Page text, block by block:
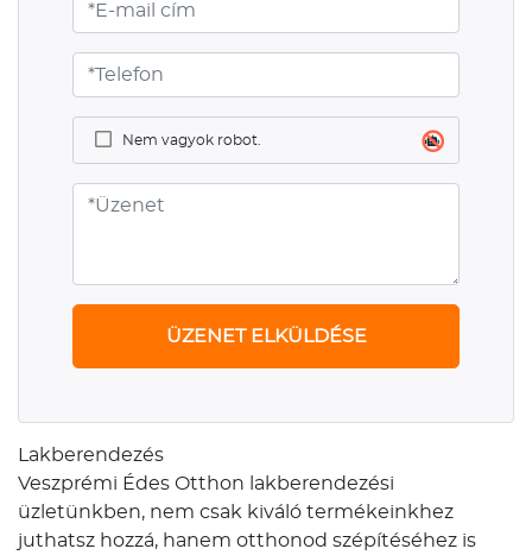
Nem vagyok robot.
ÜZENET ELKÜLDÉSE
Lakberendezés
Veszprémi Édes Otthon lakberendezési
üzletünkben, nem csak kiváló termékeinkhez
juthatsz hozzá, hanem otthonod szépítéséhez is